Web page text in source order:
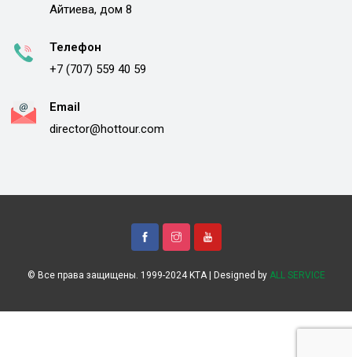
Айтиева, дом 8
Телефон
+7 (707) 559 40 59
Email
director@hottour.com
© Все права защищены. 1999-2024 KTA | Designed by ALL SERVICE